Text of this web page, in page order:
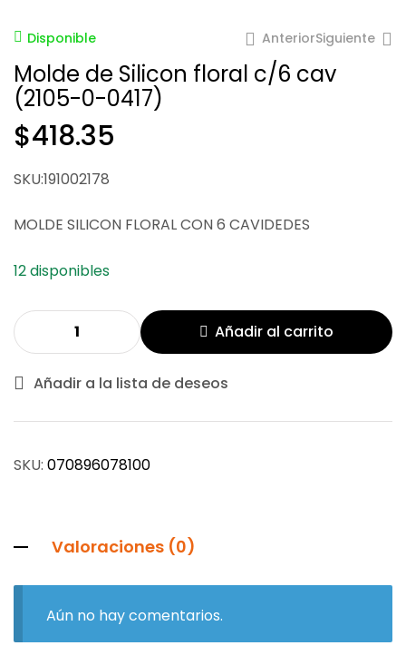
Disponible AnteriorSiguiente
Molde de Silicon floral c/6 cav
(2105-0-0417)
$418.35
SKU:191002178
MOLDE SILICON FLORAL CON 6 CAVIDEDES
12 disponibles
Añadir al carrito
Añadir a la lista de deseos
SKU: 070896078100
Valoraciones (0)
Aún no hay comentarios.